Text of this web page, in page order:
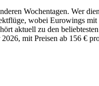
Wochentagen. Wer
wobei Eurowings
aktuell zu den
mit Preisen ab 156 €